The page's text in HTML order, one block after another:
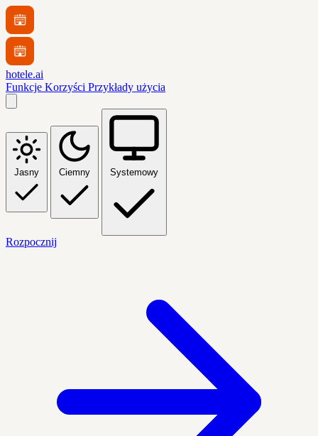
hotele.ai
Funkcje Korzyści Przykłady użycia
Jasny Ciemny Systemowy
Rozpocznij